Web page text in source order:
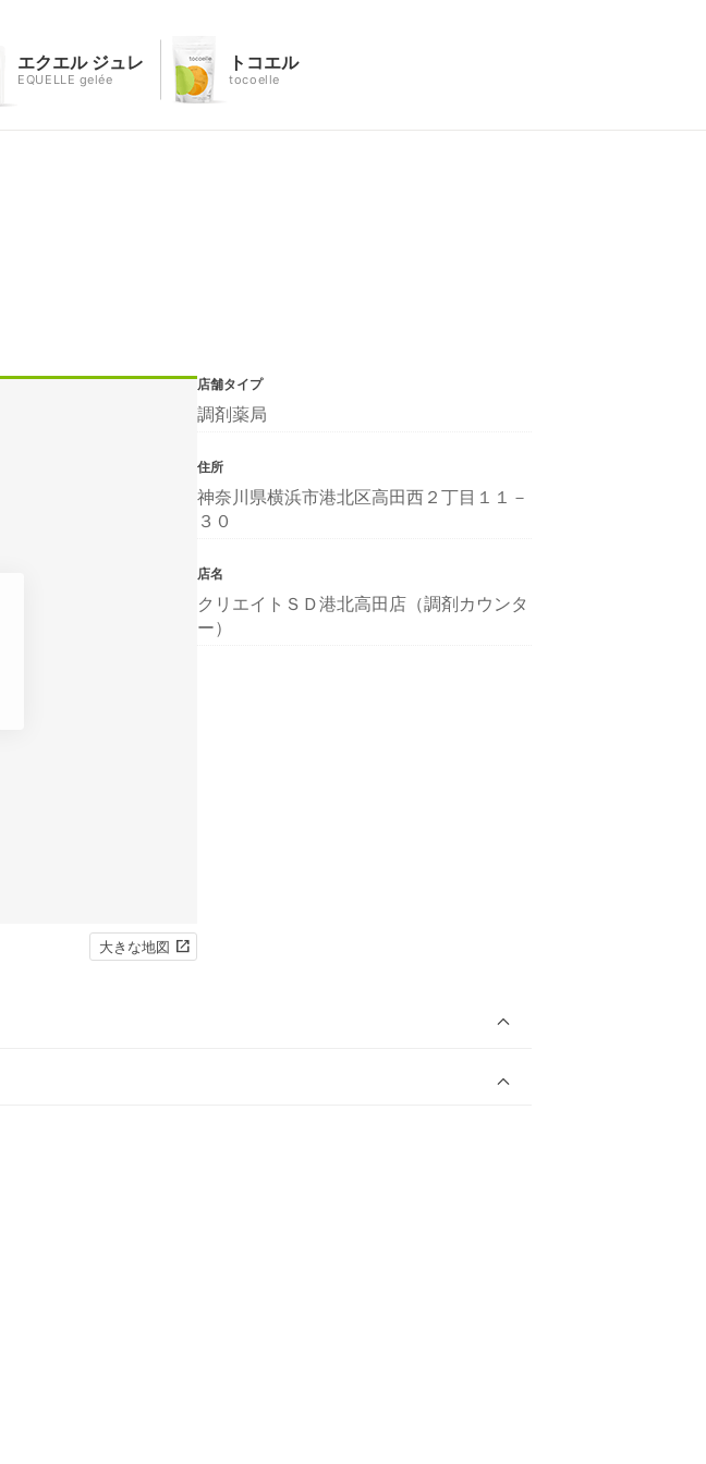
エクエル ジュレ
EQUELLE gelée
トコエル
tocoelle
大きな地図
店舗タイプ
調剤薬局
住所
神奈川県横浜市港北区高田西２丁目１１－
３０
店名
クリエイトＳＤ港北高田店（調剤カウンタ
ー）